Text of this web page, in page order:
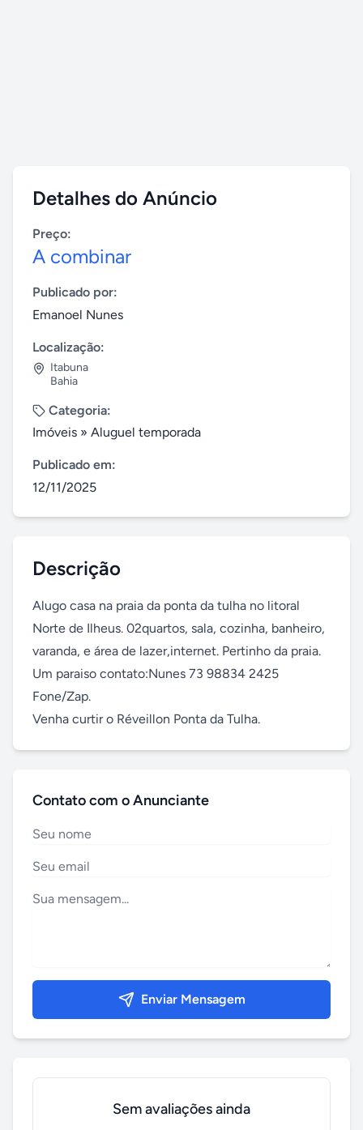
Detalhes do Anúncio
Preço:
A combinar
Publicado por:
Emanoel Nunes
Localização:
Itabuna
Bahia
Categoria:
Imóveis » Aluguel temporada
Publicado em:
12/11/2025
Descrição
Alugo casa na praia da ponta da tulha no litoral
Norte de Ilheus. 02quartos, sala, cozinha, banheiro,
varanda, e área de lazer,internet. Pertinho da praia.
Um paraiso contato:Nunes 73 98834 2425
Fone/Zap.
Venha curtir o Réveillon Ponta da Tulha.
Contato com o Anunciante
Enviar Mensagem
Sem avaliações ainda